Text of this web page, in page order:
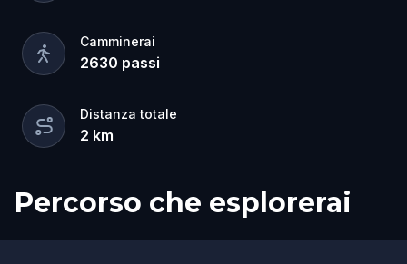
Camminerai
2630 passi
Distanza totale
2 km
Percorso che esplorerai
Inizio
Fine